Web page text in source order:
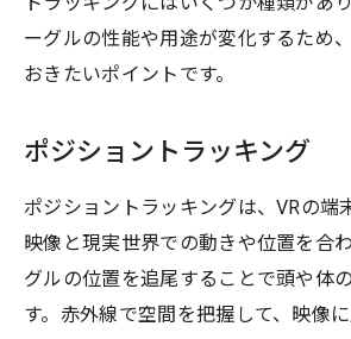
ーグルの性能や用途が変化するため
おきたいポイントです。
ポジショントラッキング
ポジショントラッキングは、VRの端
映像と現実世界での動きや位置を合
グルの位置を追尾することで頭や体
す。赤外線で空間を把握して、映像